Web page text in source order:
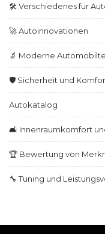
🛠️ Verschiedenes für
🚀 Autoinnovationen
🔬 Moderne
🛡️ Sicherheit und
Autokatalog
🛋️ Innenraumkomfort
🏆 Bewertung von
🔧 Tuning und